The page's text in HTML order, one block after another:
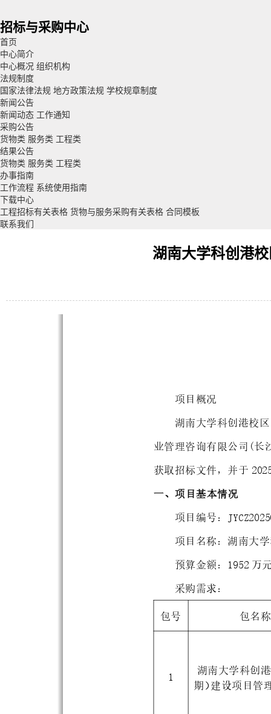
招标与采购中心
首页
中心简介
中心概况 组织机构
法规制度
国家法律法规 地方政策法规 学校规章制度
新闻公告
新闻动态 工作通知
采购公告
货物类 服务类 工程类
结果公告
货物类 服务类 工程类
办事指南
工作流程 系统使用指南
下载中心
工程招标有关表格 货物与服务采购有关表格 合同模板
联系我们
湖南大学科创港